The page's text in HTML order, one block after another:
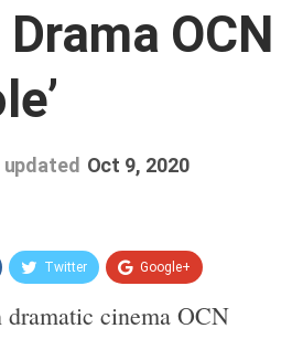
OCN
Oct 9, 2020
Twitter Google+
Telegram LINE
dramatic cinema OCN